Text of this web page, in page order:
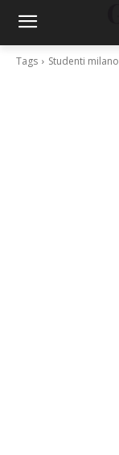
Tags Studenti milano